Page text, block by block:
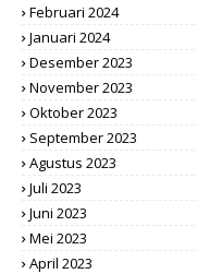
Februari 2024
Januari 2024
Desember 2023
November 2023
Oktober 2023
September 2023
Agustus 2023
Juli 2023
Juni 2023
Mei 2023
April 2023